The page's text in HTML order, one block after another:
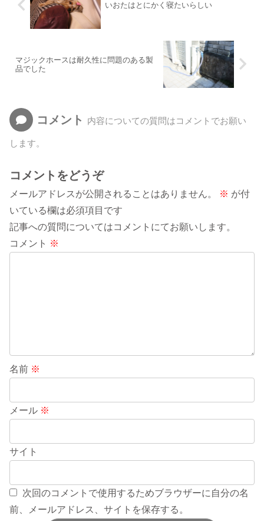
いおたはとにかく寝たいらしい
マジックホースは耐久性に問題のある製
品でした
コメント 内容についての質問はコメントでお願い
します。
コメントをどうぞ
メールアドレスが公開されることはありません。 ※ が付
いている欄は必須項目です
記事への質問についてはコメントにてお願いします。
コメント ※
名前 ※
メール ※
サイト
次回のコメントで使用するためブラウザーに自分の名
前、メールアドレス、サイトを保存する。